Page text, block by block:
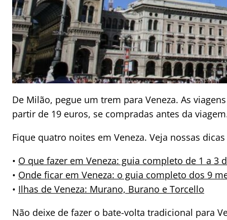
De Milão, pegue um trem para Veneza. As
partir de 19 euros, se compradas antes da
Fique quatro noites em Veneza. Veja nossas
• O que fazer em Veneza: guia completo de 1 a 3
• Onde ficar em Veneza: o guia completo dos 9
• Ilhas de Veneza: Murano, Burano e Torcello
Não deixe de fazer o bate-volta tradicional para